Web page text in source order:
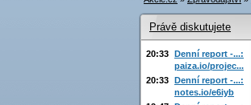
Právě diskutujete
20:33 Denní report -...:
paiza.io/projec...
20:33 Denní report -...:
notes.io/e6iyb